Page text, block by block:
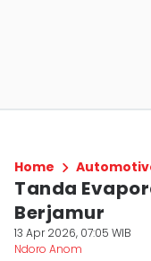
Home
Tanda
Berjamur
13 Apr 2026, 07:05 WIB
Ndoro Anom